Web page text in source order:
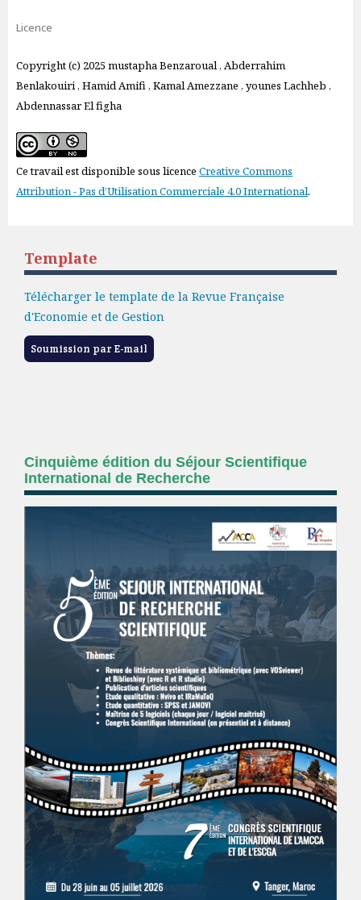
Licence
Copyright (c) 2025 mustapha Benzaroual , Abderrahim
Benlakouiri , Hamid Amifi , Kamal Amezzane , younes Lachheb ,
Abdennassar El figha
Ce travail est disponible sous licence Creative Commons
Attribution - Pas d’Utilisation Commerciale 4.0 International.
Template
Télécharger le template de la Revue Française
d'Economie et de Gestion
Soumission par E-mail
Cinquième édition du Séjour Scientifique
International de Recherche